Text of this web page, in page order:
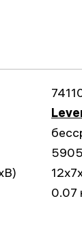
0.07